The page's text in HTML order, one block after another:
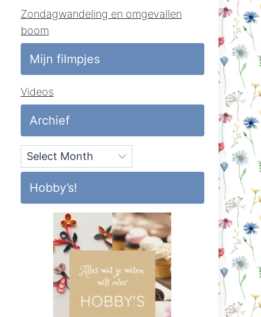
Zondagwandeling en omgevallen
boom
Mijn filmpjes
Videos
Archief
Archief
Hobby’s!